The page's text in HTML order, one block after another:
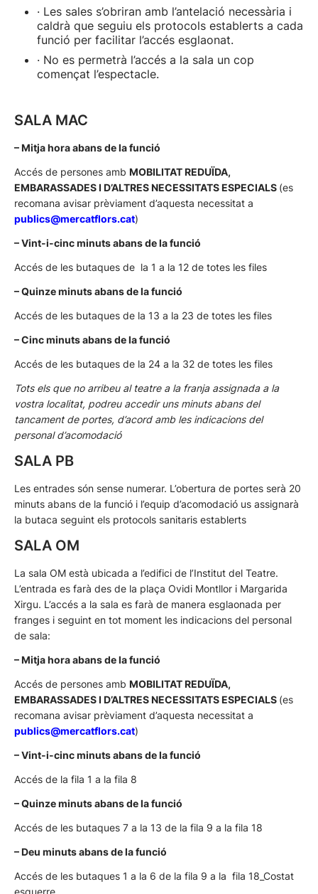
· Les sales s’obriran amb l’antelació necessària i
caldrà que seguiu els protocols establerts a cada
funció per facilitar l’accés esglaonat.
· No es permetrà l’accés a la sala un cop
començat l’espectacle.
SALA MAC
– Mitja hora abans de la funció
Accés de persones amb MOBILITAT REDUÏDA,
EMBARASSADES I D’ALTRES NECESSITATS ESPECIALS (es
recomana avisar prèviament d’aquesta necessitat a
publics@mercatflors.cat)
– Vint-i-cinc minuts abans de la funció
Accés de les butaques de la 1 a la 12 de totes les files
– Quinze minuts abans de la funció
Accés de les butaques de la 13 a la 23 de totes les files
– Cinc minuts abans de la funció
Accés de les butaques de la 24 a la 32 de totes les files
Tots els que no arribeu al teatre a la franja assignada a la
vostra localitat, podreu accedir uns minuts abans del
tancament de portes, d’acord amb les indicacions del
personal d’acomodació
SALA PB
Les entrades són sense numerar. L’obertura de portes serà 20
minuts abans de la funció i l’equip d’acomodació us assignarà
la butaca seguint els protocols sanitaris establerts
SALA OM
La sala OM està ubicada a l’edifici de l’Institut del Teatre.
L’entrada es farà des de la plaça Ovidi Montllor i Margarida
Xirgu. L’accés a la sala es farà de manera esglaonada per
franges i seguint en tot moment les indicacions del personal
de sala:
– Mitja hora abans de la funció
Accés de persones amb MOBILITAT REDUÏDA,
EMBARASSADES I D’ALTRES NECESSITATS ESPECIALS (es
recomana avisar prèviament d’aquesta necessitat a
publics@mercatflors.cat)
– Vint-i-cinc minuts abans de la funció
Accés de la fila 1 a la fila 8
– Quinze minuts abans de la funció
Accés de les butaques 7 a la 13 de la fila 9 a la fila 18
– Deu minuts abans de la funció
Accés de les butaques 1 a la 6 de la fila 9 a la fila 18_Costat